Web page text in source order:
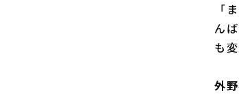
「
ん
も
外